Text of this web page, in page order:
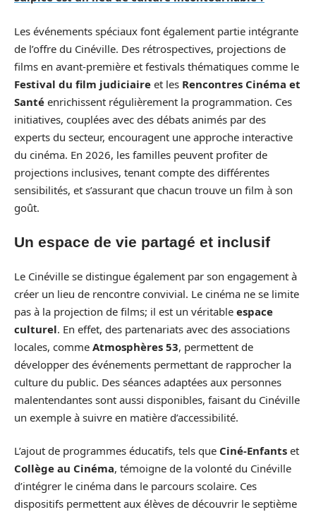
Les événements spéciaux font également partie intégrante
de l’offre du Cinéville. Des rétrospectives, projections de
films en avant-première et festivals thématiques comme le
Festival du film judiciaire et les Rencontres Cinéma et
Santé enrichissent régulièrement la programmation. Ces
initiatives, couplées avec des débats animés par des
experts du secteur, encouragent une approche interactive
du cinéma. En 2026, les familles peuvent profiter de
projections inclusives, tenant compte des différentes
sensibilités, et s’assurant que chacun trouve un film à son
goût.
Un espace de vie partagé et inclusif
Le Cinéville se distingue également par son engagement à
créer un lieu de rencontre convivial. Le cinéma ne se limite
pas à la projection de films; il est un véritable espace
culturel. En effet, des partenariats avec des associations
locales, comme Atmosphères 53, permettent de
développer des événements permettant de rapprocher la
culture du public. Des séances adaptées aux personnes
malentendantes sont aussi disponibles, faisant du Cinéville
un exemple à suivre en matière d’accessibilité.
L’ajout de programmes éducatifs, tels que Ciné-Enfants et
Collège au Cinéma, témoigne de la volonté du Cinéville
d’intégrer le cinéma dans le parcours scolaire. Ces
dispositifs permettent aux élèves de découvrir le septième